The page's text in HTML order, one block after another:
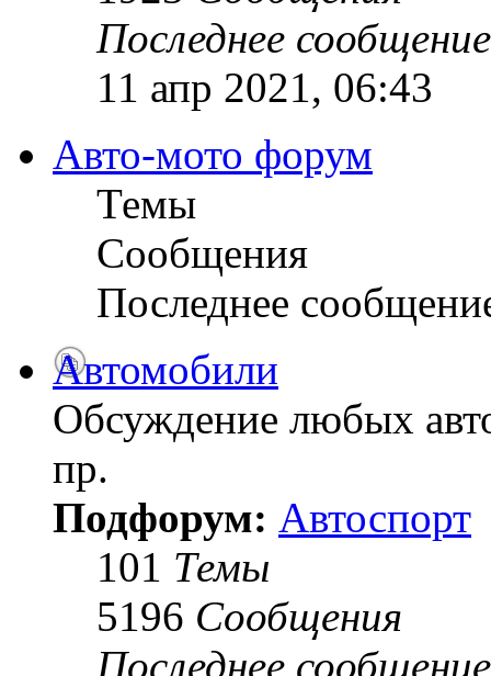
Последнее сообщение
11 апр 2021, 06:43
Авто-мото форум
Темы
Сообщения
Последнее
Автомобили
Обсуждение любых
пр.
Подфорум: Автоспорт
101 Темы
5196 Сообщения
Последнее сообщение